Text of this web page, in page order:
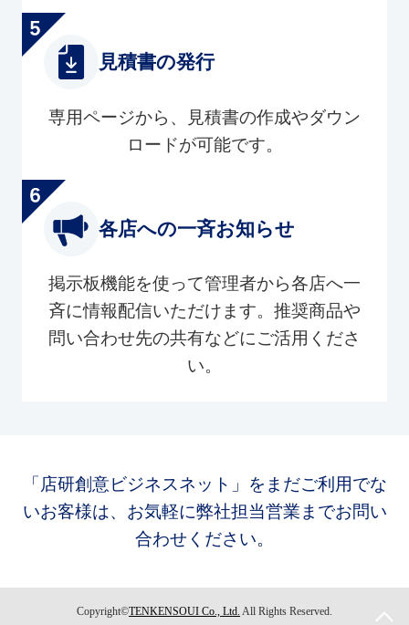
見積書の発行
専用ページから、見積書の作成やダウン
ロードが可能です。
各店への一斉お知らせ
掲示板機能を使って管理者から各店へ一
斉に情報配信いただけます。推奨商品や
問い合わせ先の共有などにご活用くださ
い。
「店研創意ビジネスネット」をまだご利用でな
いお客様は、お気軽に弊社担当営業までお問い
合わせください。
Copyright©TENKENSOUI Co., Ltd. All Rights Reserved.